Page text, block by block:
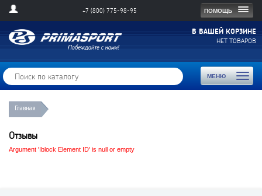
ПОМОЩЬ
+7 (800) 775-98-95
В ВАШЕЙ КОРЗИНЕ
НЕТ ТОВАРОВ
МЕНЮ
Toggle
Главная
Отзывы
Argument 'Iblock Element ID' is null or empty